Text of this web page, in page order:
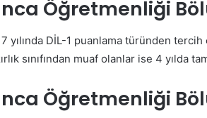
Öğretmenliği
yılında DİL-1 puanlama türünden
sınıfından muaf olanlar ise 4 yılda
Öğretmenliği